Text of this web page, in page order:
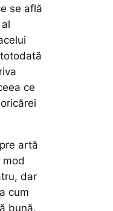
se află
ce
artă
mod
dar
cum
bună,